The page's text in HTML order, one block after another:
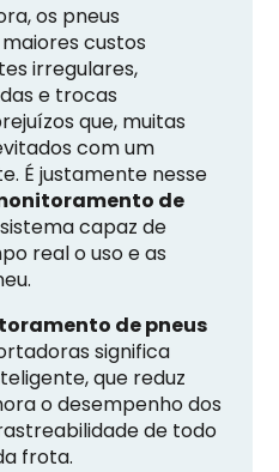
os pneus
custos
irregulares,
e trocas
que, muitas
com um
É justamente nesse
de
capaz de
real o uso e as
de pneus
significa
que reduz
o desempenho dos
de todo
frota.